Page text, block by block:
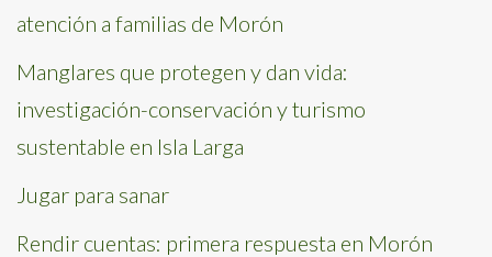
atención a familias de Morón
Manglares que protegen y dan vida:
investigación-conservación y turismo
sustentable en Isla Larga
Jugar para sanar
Rendir cuentas: primera respuesta en Morón